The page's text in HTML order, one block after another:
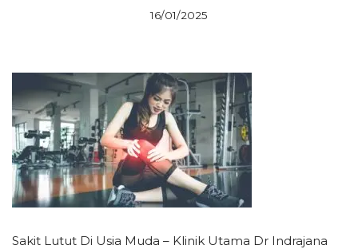
16/01/2025
Sakit Lutut Di Usia Muda – Klinik Utama Dr Indrajana